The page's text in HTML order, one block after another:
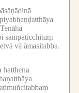
Tenāha
sampaṭicchituṃ
vā āmasitabba.
hatthena